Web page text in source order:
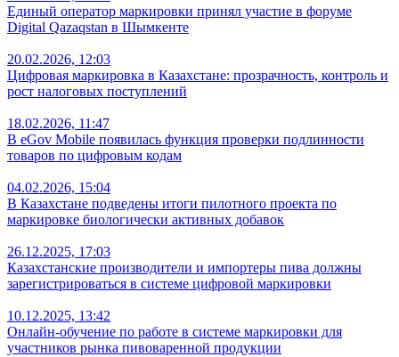
Единый оператор маркировки принял участие в форуме
Digital Qazaqstan в Шымкенте
20.02.2026, 12:03
Цифровая маркировка в Казахстане: прозрачность, контроль и
рост налоговых поступлений
18.02.2026, 11:47
В eGov Mobile появилась функция проверки подлинности
товаров по цифровым кодам
04.02.2026, 15:04
В Казахстане подведены итоги пилотного проекта по
маркировке биологически активных добавок
26.12.2025, 17:03
Казахстанские производители и импортеры пива должны
зарегистрироваться в системе цифровой маркировки
10.12.2025, 13:42
Онлайн-обучение по работе в системе маркировки для
участников рынка пивоваренной продукции